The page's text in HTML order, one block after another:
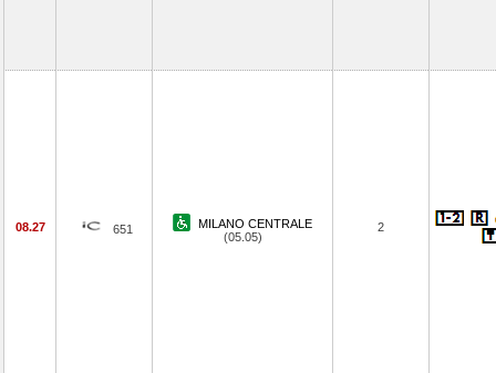
08.27 651
MILANO CENTRALE
(05.05)
2